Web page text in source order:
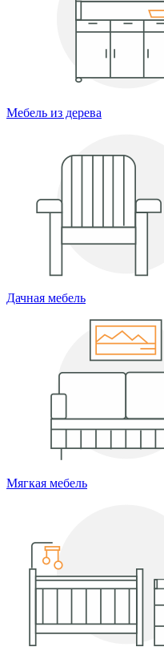
Мебель из дерева
Дачная мебель
Мягкая мебель